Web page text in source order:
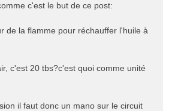
c'est le but de ce post:
de la flamme pour réchauffer l'huile à
c'est 20 tbs?c'est quoi comme unité
il faut donc un mano sur le circuit